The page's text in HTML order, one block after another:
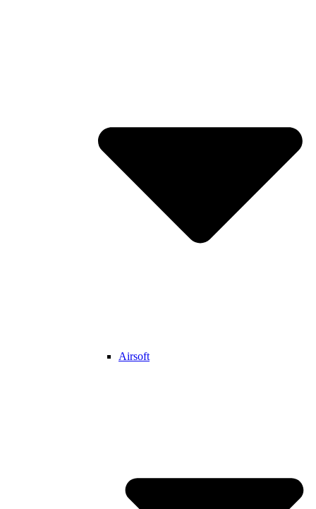
Airsoft